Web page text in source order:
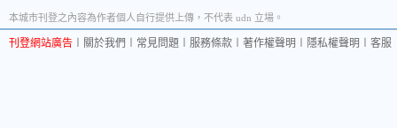
本城市刊登之內容為作者個人自行提供上傳，不代表 udn 立場。
刊登網站廣告 關於我們 常見問題 服務條款 著作權聲明 隱私權聲明 客服